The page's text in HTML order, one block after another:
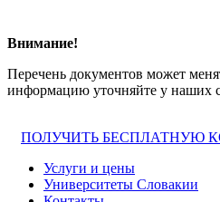
Внимание!
Перечень документов может
информацию уточняйте у наших
ПОЛУЧИТЬ БЕСПЛАТНУЮ
Услуги и цены
Университеты Словакии